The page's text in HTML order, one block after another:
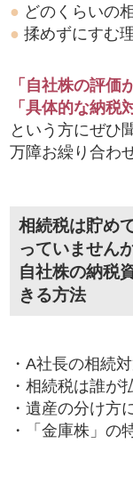
● どのくらいの
●揉めずにすむ
「自社株の評価
「具体的な納税
という方にぜひ
万障お繰り合わ
相続税は貯め
っていません
自社株の納税
きる方法
・A社長の相続
・相続税は誰が
・遺産の分け方
・「金庫株」